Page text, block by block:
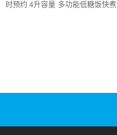
时预约 4升容量 多功能低糖饭快煮